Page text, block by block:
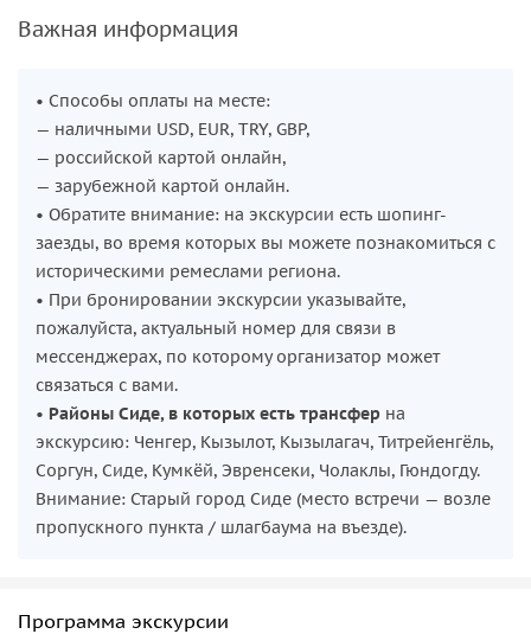
Важная информация
• Способы оплаты на месте:
— наличными USD, EUR, TRY, GBP,
— российской картой онлайн,
— зарубежной картой онлайн.
• Обратите внимание: на экскурсии есть шопинг-
заезды, во время которых вы можете познакомиться с
историческими ремеслами региона.
• При бронировании экскурсии указывайте,
пожалуйста, актуальный номер для связи в
мессенджерах, по которому организатор может
связаться с вами.
• Районы Сиде, в которых есть трансфер на
экскурсию: Ченгер, Кызылот, Кызылагач, Титрейенгёль,
Соргун, Сиде, Кумкёй, Эвренсеки, Чолаклы, Гюндогду.
Внимание: Старый город Сиде (место встречи — возле
пропускного пункта / шлагбаума на въезде).
Программа экскурсии